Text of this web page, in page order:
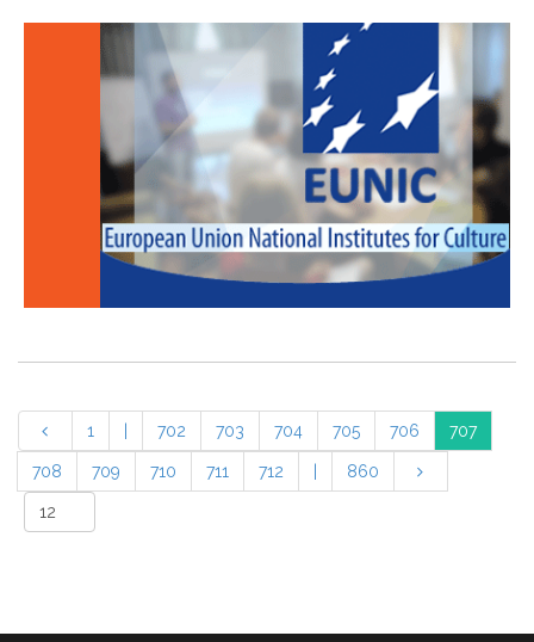
1 702 703 704 705 706 707
708 709 710 711 712 860